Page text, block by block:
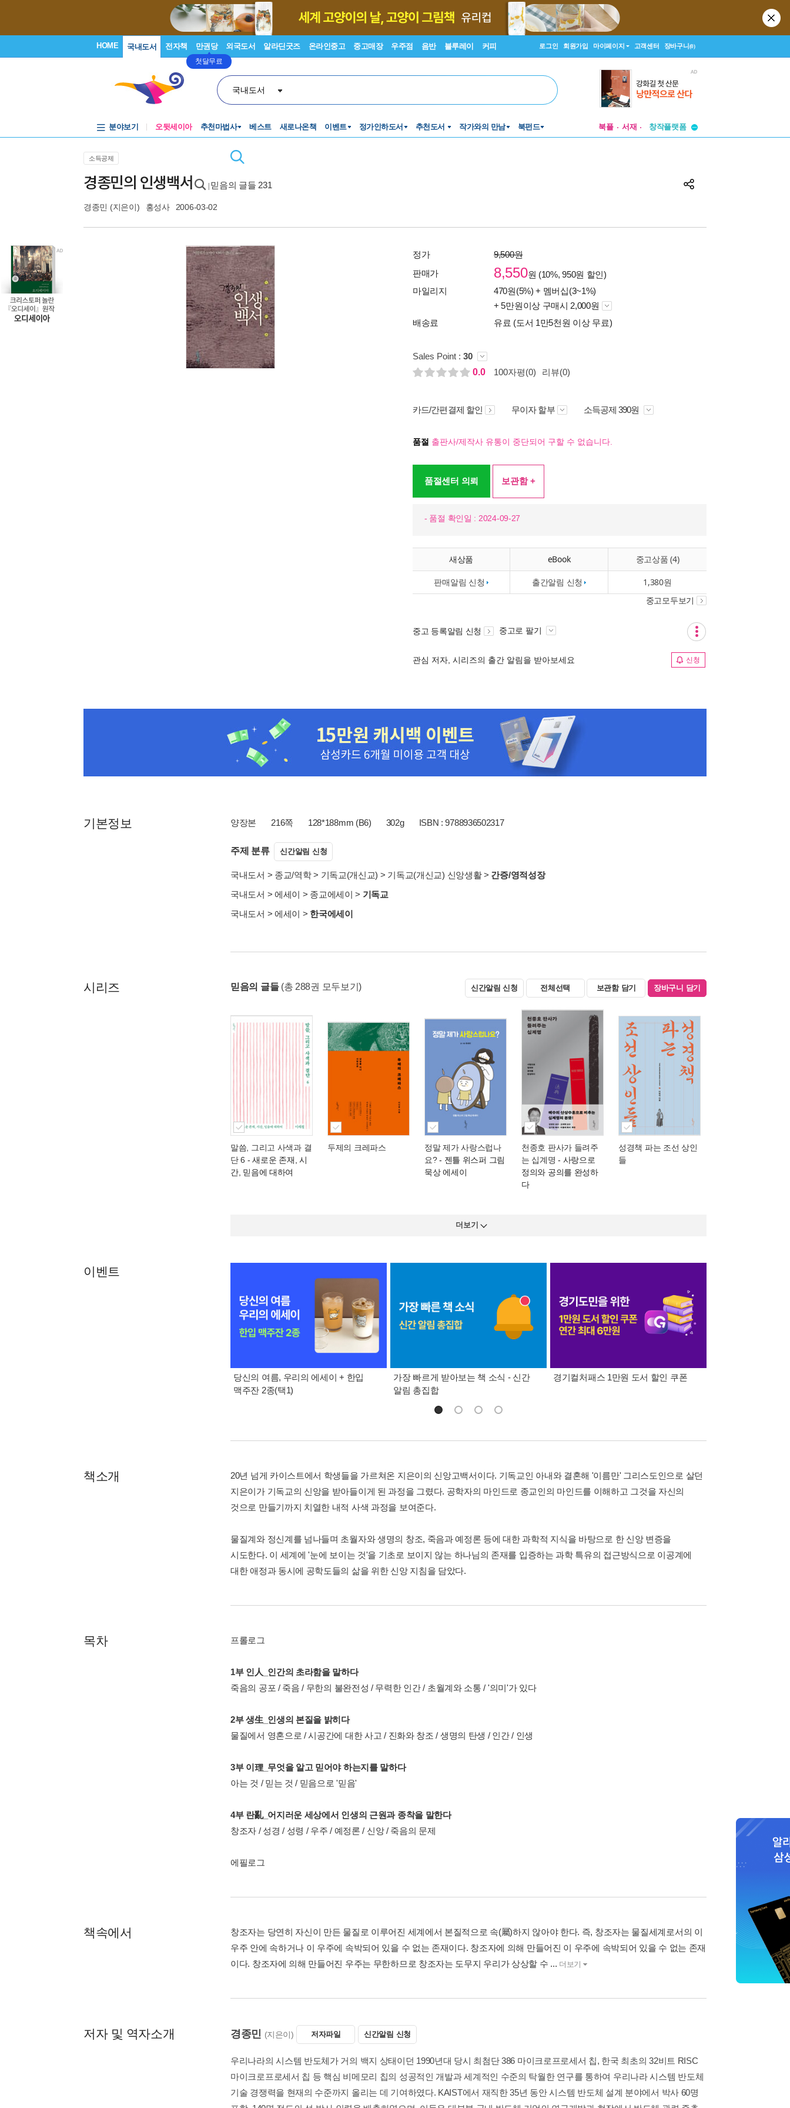
HOME 국내도서 전자책 만권당
첫달무료
외국도서 알라딘굿즈 온라인중고 중고매장 우주점 음반 블루레이 커피 로그인 회원가입 마이페이지 고객센터 장바구니(0)
국내도서
분야보기 오뒷세이아 추천마법사 베스트 새로나온책 이벤트 정가인하도서 추천도서 작가와의 만남 북펀드 북플 서재
창작플랫폼
소득공제
경종민의 인생백서 믿음의 글들 231
경종민 (지은이) 홍성사 2006-03-02
정가
9,500원
판매가
8,550원 (10%, 950원 할인)
마일리지
470원(5%) + 멤버십(3~1%)
+ 5만원이상 구매시 2,000원
배송료
유료 (도서 1만5천원 이상 무료)
Sales Point : 30
0.0
100자평(0) 리뷰(0)
카드/간편결제 할인 무이자 할부 소득공제 390원
품절 출판사/제작사 유통이 중단되어 구할 수 없습니다.
품절센터 의뢰 보관함 +
- 품절 확인일 : 2024-09-27
새상품 eBook 중고상품 (4)
판매알림 신청 출간알림 신청 1,380원
중고모두보기
중고 등록알림 신청 중고로 팔기
관심 저자, 시리즈의 출간 알림을 받아보세요 신청
기본정보 양장본 216쪽 128*188mm (B6) 302g ISBN : 9788936502317
주제 분류 신간알림 신청
국내도서 > 종교/역학> 기독교(개신교) > 기독교(개신교) 신앙생활> 간증/영적성장
국내도서 > 에세이 > 종교에세이 > 기독교
국내도서 > 에세이 > 한국에세이
시리즈 믿음의 글들 (총 288권 모두보기) 신간알림 신청 전체선택 보관함 담기 장바구니 담기
말씀, 그리고 사색과 결
단 6 - 새로운 존재, 시
간, 믿음에 대하여
두제의 크레파스
정말 제가 사랑스럽나
요?- 젠틀 위스퍼 그림
묵상 에세이
천종호 판사가 들려주
는 십계명 - 사랑으로
정의와 공의를 완성하
다
성경책 파는 조선 상인
들
더보기
이벤트
당신의 여름, 우리의 에세이 + 한입
맥주잔 2종(택1)
가장 빠르게 받아보는 책 소식 - 신간
알림 총집합
경기컬처패스 1만원 도서 할인 쿠폰
책소개
20년 넘게 카이스트에서 학생들을 가르쳐온 지은이의 신앙고백서이다. 기독교인 아내와 결혼해 '이름만' 그리스도인으로 살던
지은이가 기독교의 신앙을 받아들이게 된 과정을 그렸다. 공학자의 마인드로 종교인의 마인드를 이해하고 그것을 자신의
것으로 만들기까지 치열한 내적 사색 과정을 보여준다.
물질계와 정신계를 넘나들며 초월자와 생명의 창조, 죽음과 예정론 등에 대한 과학적 지식을 바탕으로 한 신앙 변증을
시도한다. 이 세계에 '눈에 보이는 것'을 기초로 보이지 않는 하나님의 존재를 입증하는 과학 특유의 접근방식으로 이공계에
대한 애정과 동시에 공학도들의 삶을 위한 신앙 지침을 담았다.
목차 프롤로그
1부 인人_인간의 초라함을 말하다
죽음의 공포 / 죽음 / 무한의 불완전성 / 무력한 인간 / 초월계와 소통 / '의미'가 있다
2부 생生_인생의 본질을 밝히다
물질에서 영혼으로 / 시공간에 대한 사고 / 진화와 창조 / 생명의 탄생 / 인간 / 인생
3부 이理_무엇을 알고 믿어야 하는지를 말하다
아는 것 / 믿는 것 / 믿음으로 '믿음'
4부 란亂_어지러운 세상에서 인생의 근원과 종착을 말한다
창조자 / 성경 / 성령 / 우주 / 예정론 / 신앙 / 죽음의 문제
에필로그
책속에서
창조자는 당연히 자신이 만든 물질로 이루어진 세계에서 본질적으로 속(屬)하지 않아야 한다. 즉, 창조자는 물질세계로서의 이
우주 안에 속하거나 이 우주에 속박되어 있을 수 없는 존재이다. 창조자에 의해 만들어진 이 우주에 속박되어 있을 수 없는 존재
이다. 창조자에 의해 만들어진 우주는 무한하므로 창조자는 도무지 우리가 상상할 수 ... 더보기
저자 및 역자소개 경종민 (지은이) 저자파일 신간알림 신청
우리나라의 시스템 반도체가 거의 백지 상태이던 1990년대 당시 최첨단 386 마이크로프로세서 칩, 한국 최초의 32비트 RISC
마이크로프로세서 칩 등 핵심 비메모리 칩의 성공적인 개발과 세계적인 수준의 탁월한 연구를 통하여 우리나라 시스템 반도체
기술 경쟁력을 현재의 수준까지 올리는 데 기여하였다. KAIST에서 재직한 35년 동안 시스템 반도체 설계 분야에서 박사 60명